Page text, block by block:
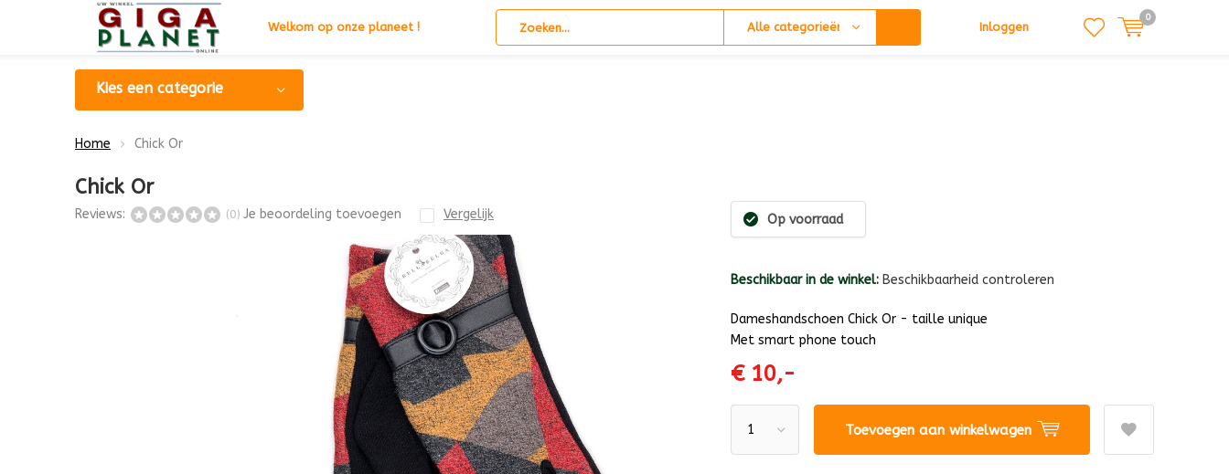
Welkom op onze planeet ! Alle categorieën Inloggen
0
Kies een categorie
Home Chick Or
Chick Or
Reviews: (0) Je beoordeling toevoegen Vergelijk Op voorraad
Beschikbaar in de winkel: Beschikbaarheid controleren
Dameshandschoen Chick Or - taille unique
Met smart phone touch
€ 10,-
Toevoegen aan winkelwagen